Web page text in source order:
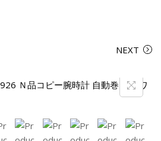
NEXT